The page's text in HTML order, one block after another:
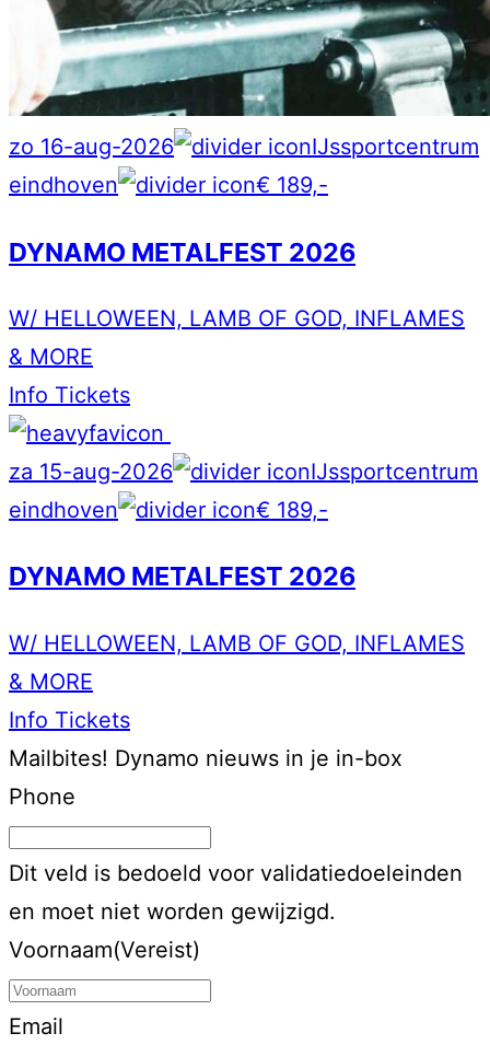
zo 16-aug-2026
IJssportcentrum
eindhoven
€ 189,-
DYNAMO METALFEST 2026
W/ HELLOWEEN, LAMB OF GOD, INFLAMES
& MORE
Info Tickets
za 15-aug-2026
IJssportcentrum
eindhoven
€ 189,-
DYNAMO METALFEST 2026
W/ HELLOWEEN, LAMB OF GOD, INFLAMES
& MORE
Info Tickets
Mailbites! Dynamo nieuws in je in-box
Phone
Dit veld is bedoeld voor validatiedoeleinden
en moet niet worden gewijzigd.
Voornaam(Vereist)
Email